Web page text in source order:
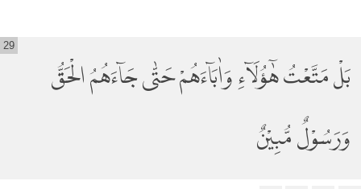
بَلْ مَتَّعْتُ هٰٓؤُلَاۤءِ وَاٰبَاۤءَهُمْ حَتّٰى جَاۤءَهُمُ الْحَقُّ
وَرَسُوْلٌ مُّبِيْنٌ
29